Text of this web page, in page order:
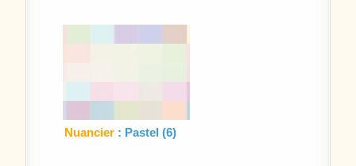
Nuancier : Pastel (6)